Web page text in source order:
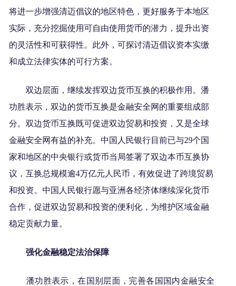
将进一步增强清迈倡议的地区特色，更好服务于本地区
实际，充分挖掘使用可自由使用货币的潜力，提升出资
的灵活性和可获得性。此外，可探讨清迈倡议资本实缴
和成立法律实体的可行方案。
双边层面，继续发挥双边货币互换的积极作用。潘
功胜表示，双边的货币互换是金融安全网的重要组成部
分。双边货币互换既可促进双边贸易和投资，又是全球
金融安全网有益的补充。中国人民银行目前已与29个国
家和地区的中央银行或货币当局签署了双边本币互换协
议，互换总规模逾4万亿元人民币，有效促进了跨境贸易
和投资。中国人民银行愿与亚洲各经济体继续深化货币
合作，促进双边贸易和投资的便利化，为维护区域金融
稳定贡献力量。
强化金融稳定法治保障
潘功胜表示，在国别层面，完善各国国内金融安全